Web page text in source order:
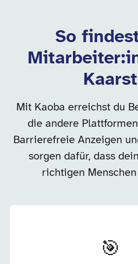
So
Kaarst
Mit Kaoba erreichst du
die andere
Barrierefreie Anzeigen
sorgen dafür, dass
richtigen
🎯